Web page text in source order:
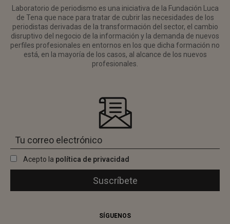
Laboratorio de periodismo es una iniciativa de la Fundación Luca
de Tena que nace para tratar de cubrir las necesidades de los
periodistas derivadas de la transformación del sector, el cambio
disruptivo del negocio de la información y la demanda de nuevos
perfiles profesionales en entornos en los que dicha formación no
está, en la mayoría de los casos, al alcance de los nuevos
profesionales.
Acepto la política de privacidad
SÍGUENOS